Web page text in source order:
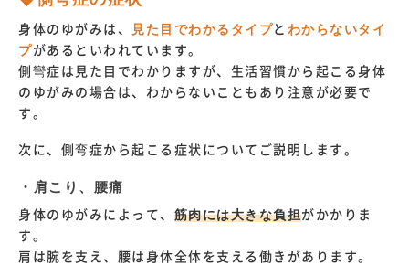
身体のゆがみは、 見た目でわかるタイプと わからないタイ
プがあるといわれています。
側彎症は見た目でわかりますが、生活習慣から起こる身体
のゆがみの場合は、わからないこともあり注意が必要で
す。
次に、側弯症から起こる症状についてご説明します。
・肩こり、腰痛
身体のゆがみによって、 筋肉には大きな負担がかかりま
す。
肩は腕を支え、腰は身体全体を支える働きがあります。